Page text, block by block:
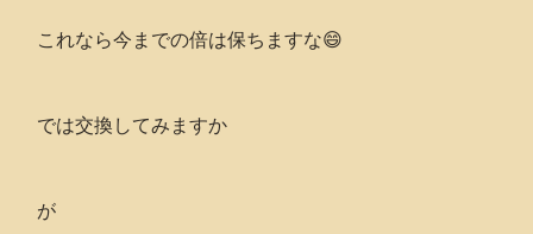
これなら今までの倍は保ちますな😄
では交換してみますか
が